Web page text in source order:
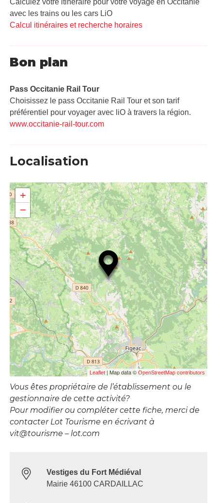
avec les trains ou les cars LiO
Calcul itinéraires et recherche horaires
Bon plan
Pass Occitanie Rail Tour​
Choisissez le pass Occitanie Rail Tour et son tarif
préférentiel pour voyager avec liO à travers la région.
www.occitanie-rail-tour.com
Localisation
+
−
Leaflet | Map data © OpenStreetMap contributors
Vous êtes propriétaire de l’établissement ou le
gestionnaire de cette activité?
Pour modifier ou compléter cette fiche, merci de
contacter Lot Tourisme en écrivant à
vit@tourisme – lot.com
Vestiges du Fort Médiéval
Mairie 46100 CARDAILLAC